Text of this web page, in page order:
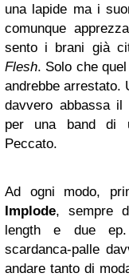
una lapide ma i
comunque
sento i brani già
Flesh. Solo che
andrebbe arrestato.
davvero abbassa il
per una band di
Peccato.
Ad ogni modo,
Implode, sempre
length e due ep.
scardanca-palle
andare tanto di